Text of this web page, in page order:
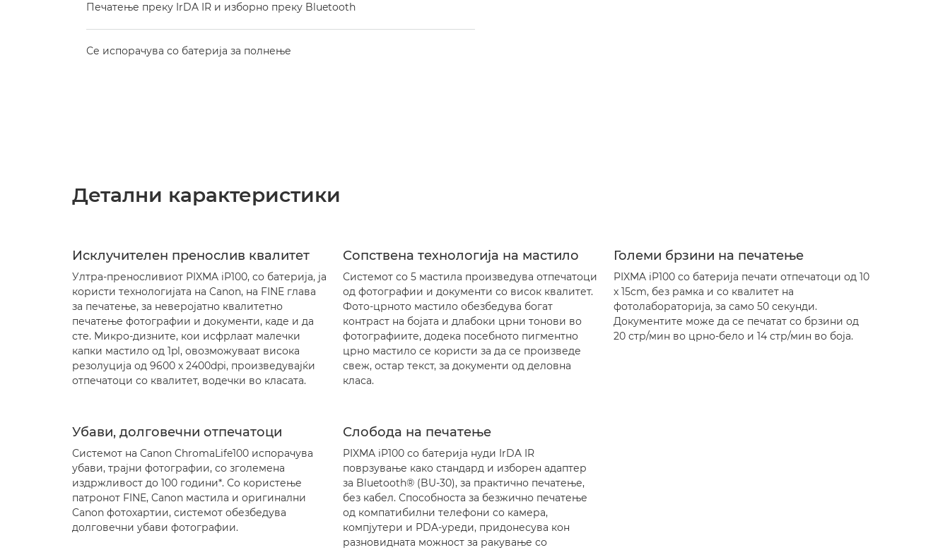
Печатење преку IrDA IR и изборно преку Bluetooth
Се испорачува со батерија за полнење
Детални карактеристики
Исклучителен пренослив квалитет
Ултра-преносливиот PIXMA iP100, со батерија, ја
користи технологијата на Canon, на FINE глава
за печатење, за неверојатно квалитетно
печатење фотографии и документи, каде и да
сте. Микро-дизните, кои исфрлаат малечки
капки мастило од 1pl, овозможуваат висока
резолуција од 9600 x 2400dpi, произведувајќи
отпечатоци со квалитет, водечки во класата.
Сопствена технологија на мастило
Системот со 5 мастила произведува отпечатоци
од фотографии и документи со висок квалитет.
Фото-црното мастило обезбедува богат
контраст на бојата и длабоки црни тонови во
фотографиите, додека посебното пигментно
црно мастило се користи за да се произведе
свеж, остар текст, за документи од деловна
класа.
Големи брзини на печатење
PIXMA iP100 со батерија печати отпечатоци од 10
x 15cm, без рамка и со квалитет на
фотолабораторија, за само 50 секунди.
Документите може да се печатат со брзини од
20 стр/мин во црно-бело и 14 стр/мин во боја.
Убави, долговечни отпечатоци
Системот на Canon ChromaLife100 испорачува
убави, трајни фотографии, со зголемена
издржливост до 100 години*. Со користење
патронот FINE, Canon мастила и оригинални
Canon фотохартии, системот обезбедува
долговечни убави фотографии.
Слобода на печатење
PIXMA iP100 со батерија нуди IrDA IR
поврзување како стандард и изборен адаптер
за Bluetooth® (BU-30), за практично печатење,
без кабел. Способноста за безжично печатење
од компатибилни телефони со камера,
компјутери и PDA-уреди, придонесува кон
разновидната можност за ракување со